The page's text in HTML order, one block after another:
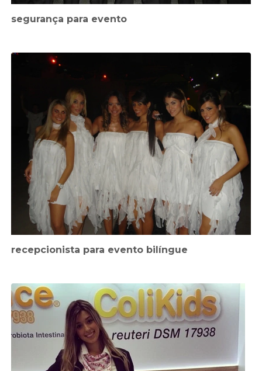
segurança para evento
recepcionista para evento bilíngue